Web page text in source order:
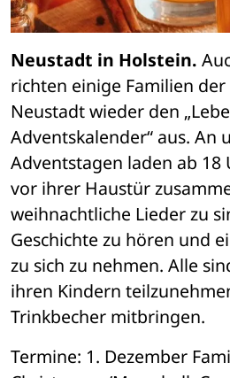
Neustadt in Holstein.
richten einige Familien
Neustadt wieder den
Adventskalender“ aus. An
Adventstagen laden ab 18
vor ihrer Haustür
weihnachtliche Lieder zu
Geschichte zu hören und
zu sich zu nehmen. Alle
ihren Kindern
Trinkbecher mitbringen.
Termine: 1. Dezember